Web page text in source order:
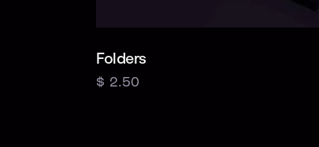
Folders
$ 2.50